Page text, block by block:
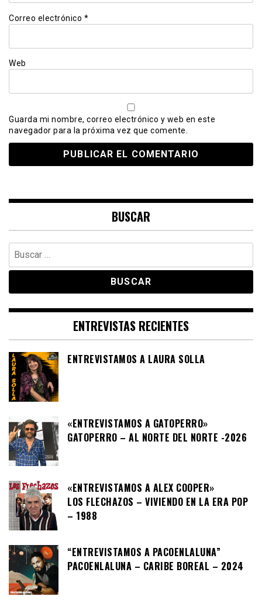
Correo electrónico *
Web
Guarda mi nombre, correo electrónico y web en este
navegador para la próxima vez que comente.
BUSCAR
Buscar:
ENTREVISTAS RECIENTES
ENTREVISTAMOS A LAURA SOLLA
«ENTREVISTAMOS A GATOPERRO»
GATOPERRO – AL NORTE DEL NORTE -2026
«ENTREVISTAMOS A ALEX COOPER»
LOS FLECHAZOS – VIVIENDO EN LA ERA POP
– 1988
“ENTREVISTAMOS A PACOENLALUNA”
PACOENLALUNA – CARIBE BOREAL – 2024